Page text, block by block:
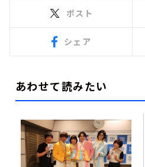
ポスト
シェア
あわせて読みたい